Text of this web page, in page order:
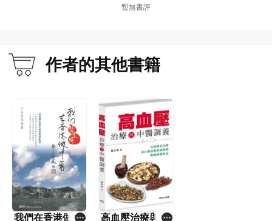
暫無書評
作者的其他書籍
我們在香港做中
高血壓治療與中